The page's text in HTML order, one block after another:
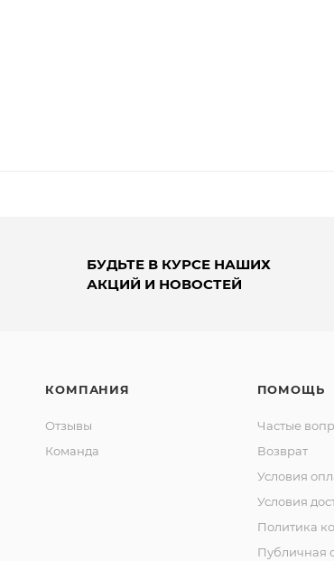
БУДЬТЕ В КУРСЕ НАШИХ
АКЦИЙ И НОВОСТЕЙ
КОМПАНИЯ
Отзывы
Команда
ПОМОЩЬ
Частые
Возврат
Условия
Условия
Политика
Публичная